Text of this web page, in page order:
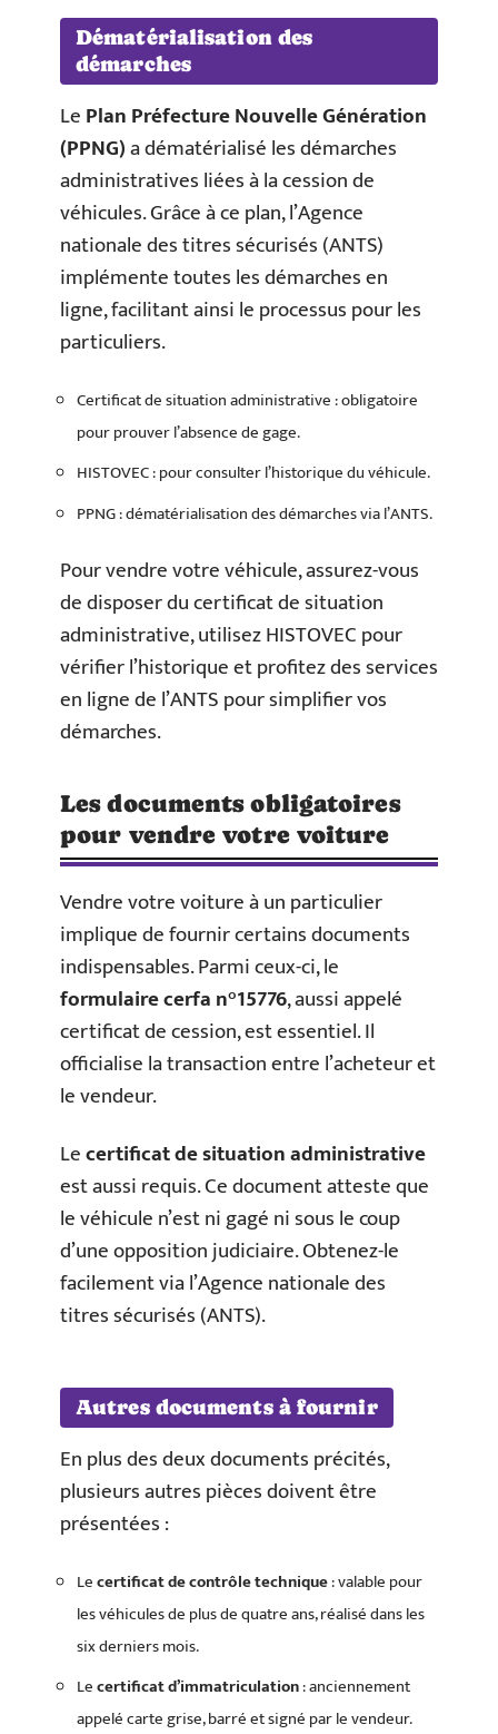
Dématérialisation des
démarches
LePlan Préfecture Nouvelle Génération
(PPNG)a dématérialisé les démarches
administratives liées à la cession de
véhicules. Grâce à ce plan, l’Agence
nationale des titres sécurisés (ANTS)
implémente toutes les démarches en
ligne, facilitant ainsi le processus pour les
particuliers.
Certificat de situation administrative : obligatoire
pour prouver l’absence de gage.
HISTOVEC : pour consulter l’historique du véhicule.
PPNG : dématérialisation des démarches via l’ANTS.
Pour vendre votre véhicule, assurez-vous
de disposer du certificat de situation
administrative, utilisez HISTOVEC pour
vérifier l’historique et profitez des services
en ligne de l’ANTS pour simplifier vos
démarches.
Les documents obligatoires
pour vendre votre voiture
Vendre votre voiture à un particulier
implique de fournir certains documents
indispensables. Parmi ceux-ci, le
formulaire cerfa n°15776, aussi appelé
certificat de cession, est essentiel. Il
officialise la transaction entre l’acheteur et
le vendeur.
Lecertificat de situation administrative
est aussi requis. Ce document atteste que
le véhicule n’est ni gagé ni sous le coup
d’une opposition judiciaire. Obtenez-le
facilement via l’Agence nationale des
titres sécurisés (ANTS).
Autres documents à fournir
En plus des deux documents précités,
plusieurs autres pièces doivent être
présentées :
Lecertificat de contrôle technique: valable pour
les véhicules de plus de quatre ans, réalisé dans les
six derniers mois.
Lecertificat d’immatriculation: anciennement
appelé carte grise, barré et signé par le vendeur.